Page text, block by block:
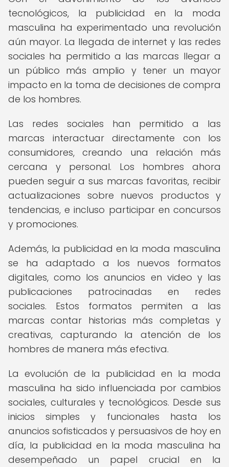
tecnológicos, la publicidad en la moda
masculina ha experimentado una revolución
aún mayor. La llegada de internet y las redes
sociales ha permitido a las marcas llegar a
un público más amplio y tener un mayor
impacto en la toma de decisiones de compra
de los hombres.
Las redes sociales han permitido a las
marcas interactuar directamente con los
consumidores, creando una relación más
cercana y personal. Los hombres ahora
pueden seguir a sus marcas favoritas, recibir
actualizaciones sobre nuevos productos y
tendencias, e incluso participar en concursos
y promociones.
Además, la publicidad en la moda masculina
se ha adaptado a los nuevos formatos
digitales, como los anuncios en video y las
publicaciones patrocinadas en redes
sociales. Estos formatos permiten a las
marcas contar historias más completas y
creativas, capturando la atención de los
hombres de manera más efectiva.
La evolución de la publicidad en la moda
masculina ha sido influenciada por cambios
sociales, culturales y tecnológicos. Desde sus
inicios simples y funcionales hasta los
anuncios sofisticados y persuasivos de hoy en
día, la publicidad en la moda masculina ha
desempeñado un papel crucial en la